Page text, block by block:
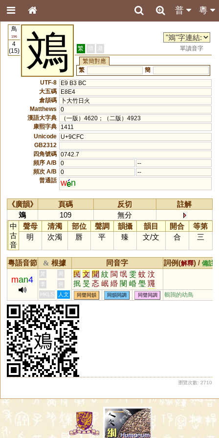
粵
普
鳥
196
4
(15)
鳼 繁 簡 港
單讀音字
繁簡對應
繁
簡
UTF-8
E9 B3 BC
大五碼
E8E4
倉頡碼
卜大竹日火
Matthews
0
漢語大字典
（一版）4620；（二版）4923
康熙字典
1411
Unicode
U+9CFC
GB2312
四角號碼 0742.7
頻序 A/B
0
--
頻次 A/B
0
--
普通話 w n
《廣韻》 頁碼 反切
註解
鳼
109
無分
中
古
音
聲母 清濁 部位 聲調 韻攝 韻目 開合
等第
明
次濁 唇 平 臻 文/文 合 三
粵語音節 & 根據 同音字 詞例(解釋) / 備註
man4
黃 周 民 文 聞 紋 閩 氓 雯 蚊 汶
抿 旻 忞 岷 緡 閿 崏 璺 鼆
鼤 闅 甿 痻 罠 苠 魰 旼 玟
琝 閺 芠 蕄 鈱 錉 敯 駇
李
何
HKLS
人文 同聲同韻 同韻同調 同聲同調 鵪鶉的幼鳥
瀏覽次數: 2710